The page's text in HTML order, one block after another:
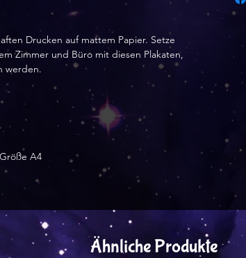
Drucken auf mattem Papier. Setze
Zimmer und Büro mit diesen Plakaten,
werden.
A4
Ähnliche Produkte